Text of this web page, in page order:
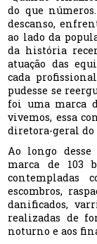
do que
descanso,
ao lado da
da história
atuação das
cada
pudesse se
foi uma marca
vivemos, essa
diretora-geral do
Ao longo desse
marca de 103
contempladas
escombros,
danificados,
realizadas de
noturno e aos